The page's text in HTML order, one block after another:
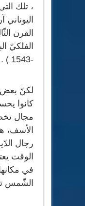
، تلك
القرن
-1543 ) .
لكنّ بعض
كانوا
مجال
الأسف،
رجال
الوقت
في
الشّمس